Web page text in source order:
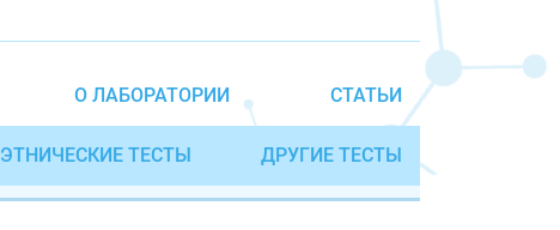
О ЛАБОРАТОРИИ СТАТЬИ
ЭТНИЧЕСКИЕ ТЕСТЫ ДРУГИЕ ТЕСТЫ